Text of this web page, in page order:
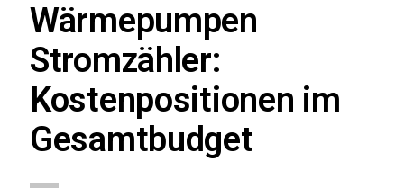
Wärmepumpen
Stromzähler:
Kostenpositionen im
Gesamtbudget